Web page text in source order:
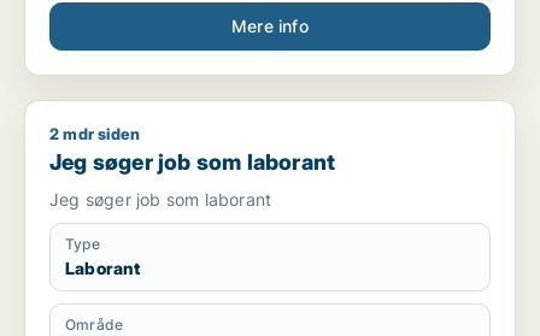
Mere info
Jeg søger job som laborant
2 mdr siden
Jeg søger job som laborant
Jeg søger job som laborant
Type
Laborant
Område